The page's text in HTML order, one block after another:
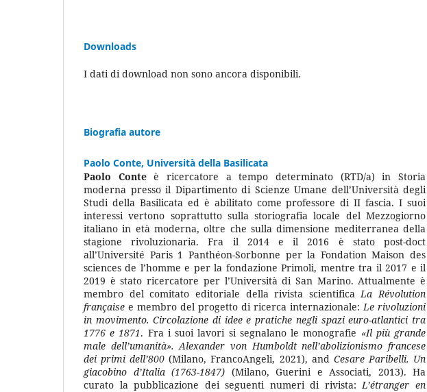
Downloads
I dati di download non sono ancora disponibili.
Biografia autore
Paolo Conte, Università della Basilicata
Paolo Conteè ricercatore a tempo determinato (RTD/a) in Storia
moderna presso il Dipartimento di Scienze Umane dell’Università degli
Studi della Basilicata ed è abilitato come professore di II fascia. I suoi
interessi vertono soprattutto sulla storiografia locale del Mezzogiorno
italiano in età moderna, oltre che sulla dimensione mediterranea della
stagione rivoluzionaria. Fra il 2014 e il 2016 è stato post-doct
all’Université Paris 1 Panthéon-Sorbonne per la Fondation Maison des
sciences de l’homme e per la fondazione Primoli, mentre tra il 2017 e il
2019 è stato ricercatore per l’Università di San Marino. Attualmente è
membro del comitato editoriale della rivista scientificaLa Révolution
française e membro del progetto di ricerca internazionale:Le rivoluzioni
in movimento. Circolazione di idee e pratiche negli spazi euro-atlantici tra
1776 e 1871. Fra i suoi lavori si segnalano le monografie «Il più grande
male dell’umanità». Alexander von Humboldt nell’abolizionismo francese
dei primi dell’800 (Milano, FrancoAngeli, 2021), and Cesare Paribelli. Un
giacobino d’Italia (1763-1847) (Milano, Guerini e Associati, 2013). Ha
curato la pubblicazione dei seguenti numeri di rivista:L’étranger en